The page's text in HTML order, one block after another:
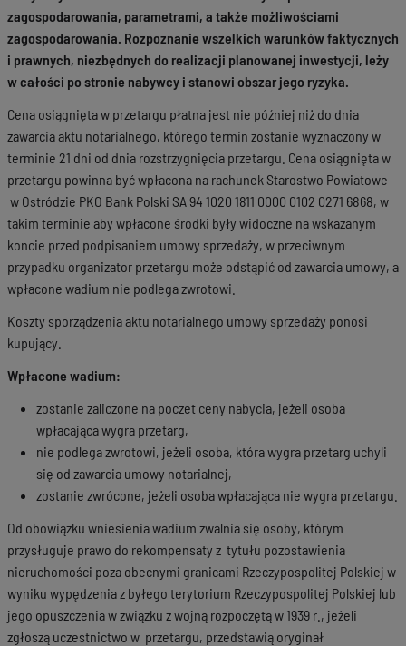
zagospodarowania, parametrami, a także możliwościami
zagospodarowania. Rozpoznanie wszelkich warunków faktycznych
i prawnych, niezbędnych do realizacji planowanej inwestycji, leży
w całości po stronie nabywcy i stanowi obszar jego ryzyka.
Cena osiągnięta w przetargu płatna jest nie później niż do dnia
zawarcia aktu notarialnego, którego termin zostanie wyznaczony w
terminie 21 dni od dnia rozstrzygnięcia przetargu. Cena osiągnięta w
przetargu powinna być wpłacona na rachunek Starostwo Powiatowe
w Ostródzie PKO Bank Polski SA 94 1020 1811 0000 0102 0271 6868, w
takim terminie aby wpłacone środki były widoczne na wskazanym
koncie przed podpisaniem umowy sprzedaży, w przeciwnym
przypadku organizator przetargu może odstąpić od zawarcia umowy, a
wpłacone wadium nie podlega zwrotowi.
Koszty sporządzenia aktu notarialnego umowy sprzedaży ponosi
kupujący.
Wpłacone wadium:
zostanie zaliczone na poczet ceny nabycia, jeżeli osoba
wpłacająca wygra przetarg,
nie podlega zwrotowi, jeżeli osoba, która wygra przetarg uchyli
się od zawarcia umowy notarialnej,
zostanie zwrócone, jeżeli osoba wpłacająca nie wygra przetargu.
Od obowiązku wniesienia wadium zwalnia się osoby, którym
przysługuje prawo do rekompensaty z tytułu pozostawienia
nieruchomości poza obecnymi granicami Rzeczypospolitej Polskiej w
wyniku wypędzenia z byłego terytorium Rzeczypospolitej Polskiej lub
jego opuszczenia w związku z wojną rozpoczętą w 1939 r., jeżeli
zgłoszą uczestnictwo w przetargu, przedstawią oryginał